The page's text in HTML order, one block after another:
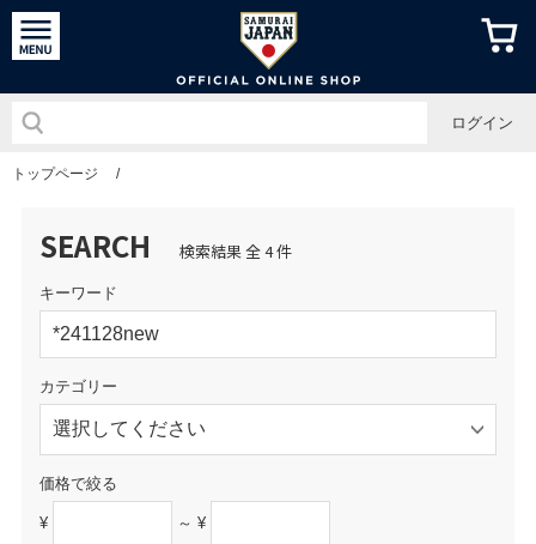
侍ジャパ
ログイン
トップページ /
SEARCH 検索結果 全 4 件
キーワード
カテゴリー
価格で絞る
¥ ～ ¥